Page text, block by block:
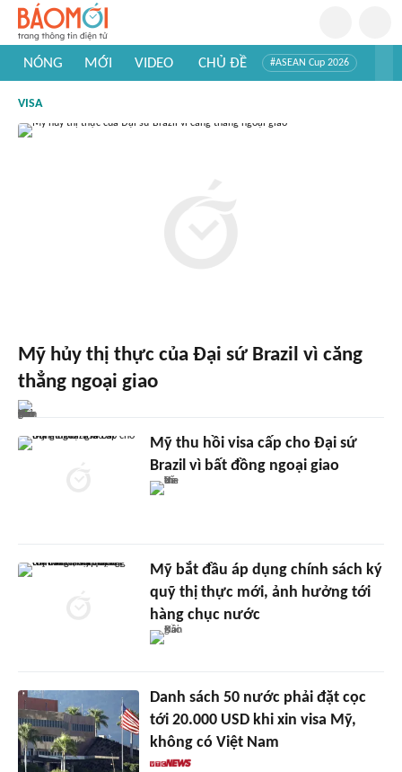
NÓNG MỚI VIDEO CHỦ ĐỀ #ASEAN Cup 2026
#Khám phá thế giới
VISA
Mỹ hủy thị thực của Đại sứ Brazil vì căng
thẳng ngoại giao
Mỹ thu hồi visa cấp cho Đại sứ
Brazil vì bất đồng ngoại giao
Mỹ bắt đầu áp dụng chính sách ký
quỹ thị thực mới, ảnh hưởng tới
hàng chục nước
Danh sách 50 nước phải đặt cọc
tới 20.000 USD khi xin visa Mỹ,
không có Việt Nam